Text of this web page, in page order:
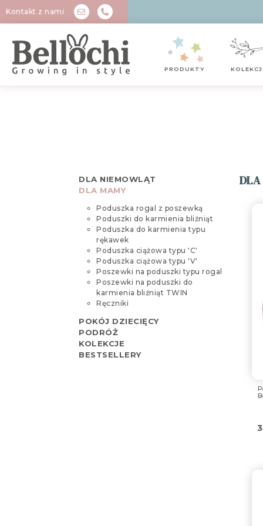
Kontakt z nami
PRODUKTY
DLA NIEMOWLĄT
DLA MAMY
Poduszka rogal z poszewką
Poduszki do karmienia bliźniąt
Poduszka do karmienia typu
rękawek
Poduszka ciążowa typu 'C'
Poduszka ciążowa typu 'V'
Poszewki na poduszki typu rogal
Poszewki na poduszki do
karmienia bliźniąt TWIN
Ręczniki
POKÓJ DZIECIĘCY
PODRÓŻ
KOLEKCJE
BESTSELLERY